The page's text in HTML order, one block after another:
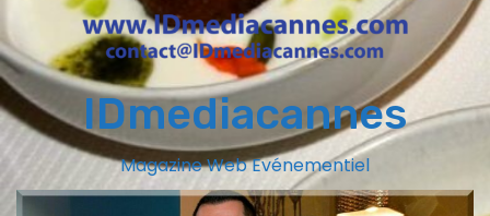
IDmediacannes
Magazine Web Evénementiel